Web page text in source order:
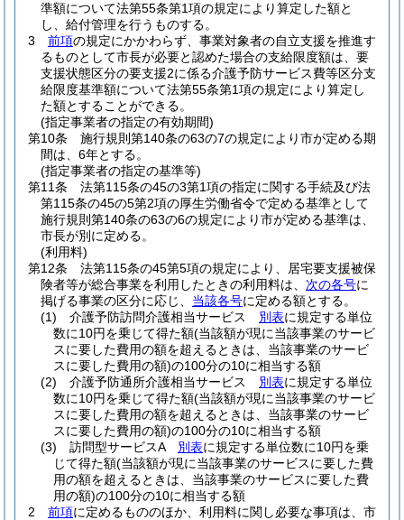
準額について法第55条第1項の規定により算定した額と
し、給付管理を行うものする。
3
前項の規定にかかわらず、事業対象者の自立支援を推進す
るものとして市長が必要と認めた場合の支給限度額は、要
支援状態区分の要支援2に係る介護予防サービス費等区分支
給限度基準額について法第55条第1項の規定により算定し
た額とすることができる。
(指定事業者の指定の有効期間)
第10条
施行規則第140条の63の7の規定により市が定める期
間は、6年とする。
(指定事業者の指定の基準等)
第11条
法第115条の45の3第1項の指定に関する手続及び法
第115条の45の5第2項の厚生労働省令で定める基準として
施行規則第140条の63の6の規定により市が定める基準は、
市長が別に定める。
(利用料)
第12条
法第115条の45第5項の規定により、居宅要支援被保
険者等が総合事業を利用したときの利用料は、 次の各号に
掲げる事業の区分に応じ、 当該各号に定める額とする。
(1)
介護予防訪問介護相当サービス 別表に規定する単位
数に10円を乗じて得た額(当該額が現に当該事業のサービ
スに要した費用の額を超えるときは、当該事業のサービ
スに要した費用の額)の100分の10に相当する額
(2)
介護予防通所介護相当サービス 別表に規定する単位
数に10円を乗じて得た額(当該額が現に当該事業のサービ
スに要した費用の額を超えるときは、当該事業のサービ
スに要した費用の額)の100分の10に相当する額
(3)
訪問型サービスA 別表に規定する単位数に10円を乗
じて得た額(当該額が現に当該事業のサービスに要した費
用の額を超えるときは、当該事業のサービスに要した費
用の額)の100分の10に相当する額
2
前項に定めるもののほか、利用料に関し必要な事項は、市